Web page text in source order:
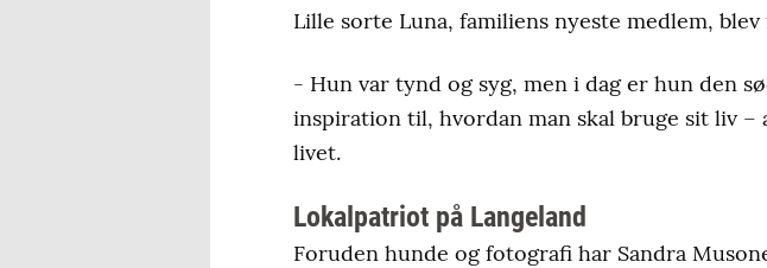
Lille sorte Luna, familiens nyeste medlem,
- Hun var tynd og syg, men i dag er hun den
inspiration til, hvordan man skal bruge sit liv –
livet.
Lokalpatriot på Langeland
Foruden hunde og fotografi har Sandra